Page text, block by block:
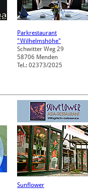
Parkrestaurant
"Wilhelmshöhe"
Schwitter Weg 29
58706 Menden
Tel.: 02373/2025
Sunflower